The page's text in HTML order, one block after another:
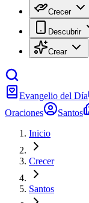
Crecer
Descubrir
Crear
Evangelio del Día
Oraciones
Santos
Inicio
Crecer
Santos